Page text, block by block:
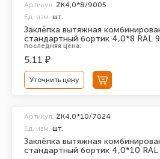
Заклёпка вытяжная
стандартный бортик 4,0*8 RAL
Артикул: ZK4,0*8/9005
Ед. изм. шт.
последняя цена:
5.11 ₽
Уточнить цену
Заклёпка вытяжная
стандартный бортик 4,0*10
Артикул: ZK4,0*10/7024
Ед. изм. шт.